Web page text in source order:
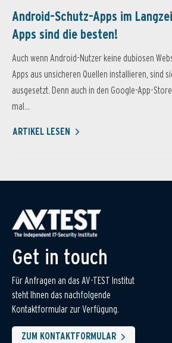
Android-Schutz-Apps im
Apps sind die besten!
Auch wenn Android-Nutzer keine dubiosen
Apps aus unsicheren Quellen installieren, sind
ausgesetzt. Denn auch in den Google-App-
mal...
ARTIKEL LESEN
Get in touch
Für Anfragen an das AV-TEST Institut
steht Ihnen das nachfolgende
Kontaktformular zur Verfügung.
ZUM KONTAKTFORMULAR